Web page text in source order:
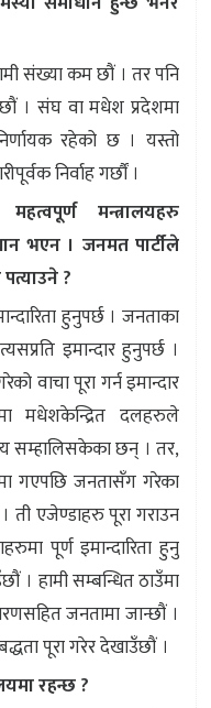
संख्या कम छौं । तर पनि
। संघ वा मधेश प्रदेशमा
रहेको छ । यस्तो
निर्वाह गर्छौं ।
मन्त्रालयहरु
भएन । जनमत पार्टीले
?
हुनुपर्छ । जनताका
इमान्दार हुनुपर्छ ।
वाचा पूरा गर्न इमान्दार
मधेशकेन्द्रित दलहरुले
सम्हालिसकेका छन् । तर,
गएपछि जनतासँग गरेका
एजेण्डाहरु पूरा गराउन
पूर्ण इमान्दारिता हुनु
। हामी सम्बन्धित ठाउँमा
जनतामा जान्छौं ।
पूरा गरेर देखाउँछौं ।
रहन्छ ?